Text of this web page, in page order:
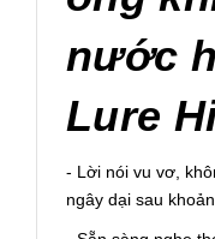
nước
Lure
- Lời nói vu vơ,
ngây dại sau